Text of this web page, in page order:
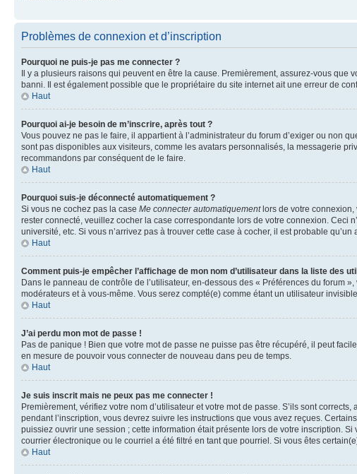
Problèmes de connexion et d’inscription
Pourquoi ne puis-je pas me connecter ?
Il y a plusieurs raisons qui peuvent en être la cause. Premièrement, assurez-vous que
banni. Il est également possible que le propriétaire du site internet ait une erreur de
Haut
Pourquoi ai-je besoin de m’inscrire, après tout ?
Vous pouvez ne pas le faire, il appartient à l’administrateur du forum d’exiger ou non
sont pas disponibles aux visiteurs, comme les avatars personnalisés, la messagerie
recommandons par conséquent de le faire.
Haut
Pourquoi suis-je déconnecté automatiquement ?
Si vous ne cochez pas la case Me connecter automatiquementlors de votre connexion,
rester connecté, veuillez cocher la case correspondante lors de votre connexion. Ceci
université, etc. Si vous n’arrivez pas à trouver cette case à cocher, il est probable
Haut
Comment puis-je empêcher l’affichage de mon nom d’utilisateur dans la liste des
Dans le panneau de contrôle de l’utilisateur, en-dessous des « Préférences du forum »,
modérateurs et à vous-même. Vous serez compté(e) comme étant un utilisateur invisible.
Haut
J’ai perdu mon mot de passe !
Pas de panique ! Bien que votre mot de passe ne puisse pas être récupéré, il peut
en mesure de pouvoir vous connecter de nouveau dans peu de temps.
Haut
Je suis inscrit mais ne peux pas me connecter !
Premièrement, vérifiez votre nom d’utilisateur et votre mot de passe. S’ils sont
pendant l’inscription, vous devrez suivre les instructions que vous avez reçues.
puissiez ouvrir une session ; cette information était présente lors de votre inscription.
courrier électronique ou le courriel a été filtré en tant que pourriel. Si vous êtes
Haut